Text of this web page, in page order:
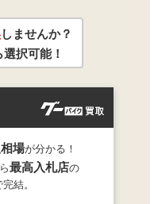
しませんか？
択可能！
場が分かる！
最高入札店の
結。